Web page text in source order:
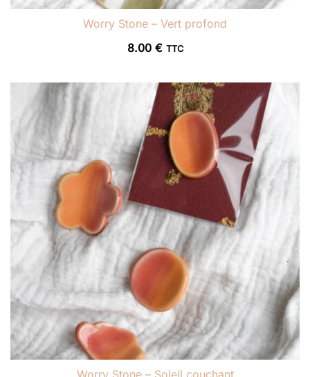
Worry Stone – Vert profond
8.00 € TTC
Worry Stone – Soleil couchant